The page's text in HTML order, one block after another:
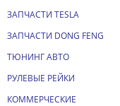
ЗАПЧАСТИ TESLA
ЗАПЧАСТИ DONG FENG
ТЮНИНГ АВТО
РУЛЕВЫЕ РЕЙКИ
КОММЕРЧЕСКИЕ